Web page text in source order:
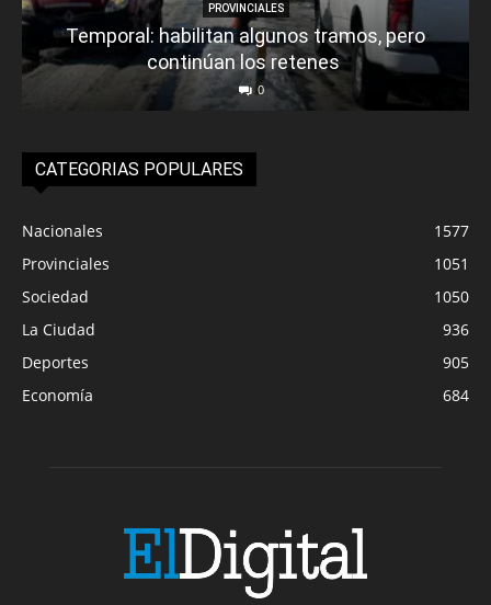
PROVINCIALES
Temporal: habilitan algunos tramos, pero
continúan los retenes
0
CATEGORIAS POPULARES
Nacionales
1577
Provinciales
1051
Sociedad
1050
La Ciudad
936
Deportes
905
Economía
684